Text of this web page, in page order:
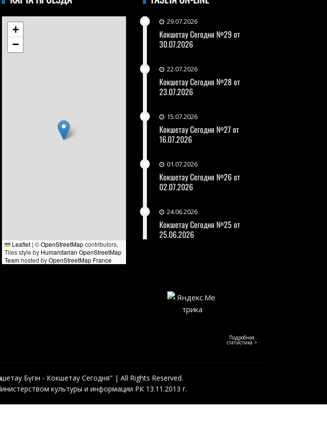
+
−
Leaflet | ©OpenStreetMapcontributors,
Tiles style by Humanitarian OpenStreetMap
Teamhosted byOpenStreetMap France
29.07.2026
Кокшетау Сегодня №29 от
30.07.2026
22.07.2026
Кокшетау Сегодня №28 от
23.07.2026
15.07.2026
Кокшетау Сегодня №27 от
16.07.2026
01.07.2026
Кокшетау Сегодня №26 от
02.07.2026
24.06.2026
Кокшетау Сегодня №25 от
25.06.2026
Подробная
статистика >
Бүгін - Кокшетау Сегодня" | All Rights Reserved.
культуры и информации РК 13.11.2013 г.